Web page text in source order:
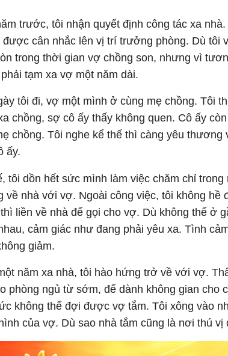
trước, tôi nhận quyết định công tác xa
được cân nhắc lên vị trí trưởng phòng. Dù tôi
trong thời gian vợ chồng son, nhưng vì
tạm xa vợ một năm dài.
tôi đi, vợ một mình ở cùng mẹ chồng. Tôi
chồng, sợ cô ấy thấy không quen. Cô ấy
chồng. Tôi nghe kể thế thì càng yêu thương
ấy.
tôi dồn hết sức mình làm việc chăm chỉ trong
về nhà với vợ. Ngoài công việc, tôi không hề
liền về nhà để gọi cho vợ. Dù không thể ở
cảm giác như đang phải yêu xa. Tình
giảm.
năm xa nhà, tôi hào hứng trở về với vợ.
phòng ngủ từ sớm, để dành không gian cho
không thể đợi được vợ tắm. Tôi xông vào
của vợ. Dù sao nhà tắm cũng là nơi thú vị